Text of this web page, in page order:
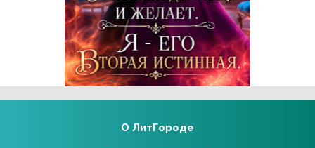
Реклама 16+ АО «ЛитГород»
О ЛитГороде